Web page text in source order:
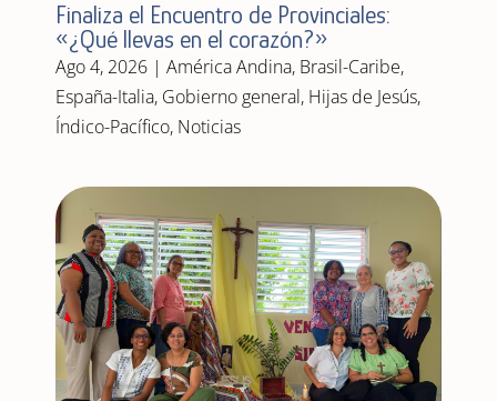
Finaliza el Encuentro de Provinciales:
«¿Qué llevas en el corazón?»
Ago 4, 2026| América Andina, Brasil-Caribe,
España-Italia, Gobierno general, Hijas de Jesús,
Índico-Pacífico, Noticias